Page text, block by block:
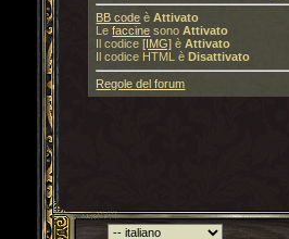
BB code èAttivato
Lefaccine sonoAttivato
Il codice[IMG] èAttivato
Il codice HTML èDisattivato
Regole del forum